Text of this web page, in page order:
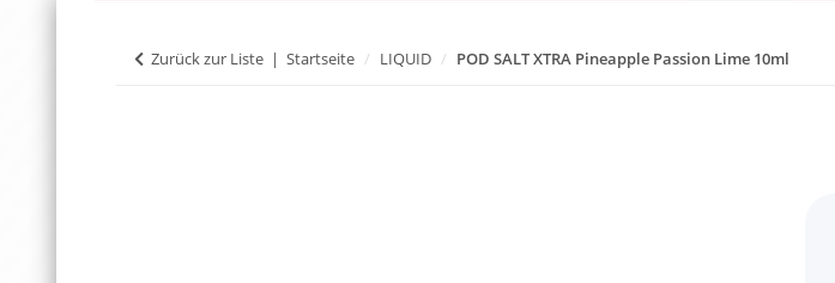
Zurück zur Liste Startseite LIQUID POD SALT XTRA Pineapple Passion Lime 10ml